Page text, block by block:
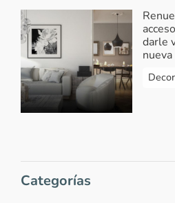
darle
nueva
Categorías